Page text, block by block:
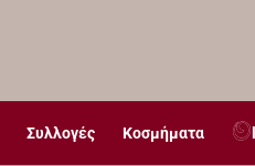
Συλλογές Κοσμήματα